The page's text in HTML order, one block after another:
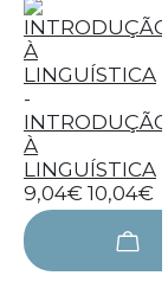
-
INTRODUÇÃO
À
LINGUÍSTICA
9,04€ 10,04€